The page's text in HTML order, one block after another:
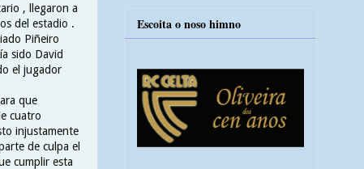
, llegaron a
del estadio .
Piñeiro
sido David
el jugador
que
cuatro
injustamente
de culpa el
cumplir esta
Escoita o noso himno